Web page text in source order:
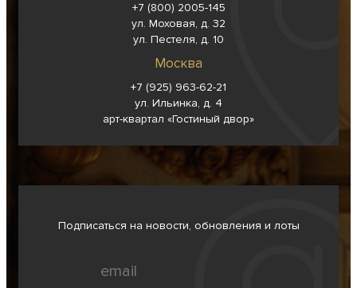
+7 (800) 2005-145
ул. Моховая, д. 32
ул. Пестеля, д. 10
Москва
+7 (925) 963-62-21
ул. Ильинка, д. 4
арт-квартал «Гостиный двор»
Подписаться на новости, обновления и лоты